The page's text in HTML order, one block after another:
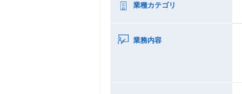
業種カテゴリ
業務内容